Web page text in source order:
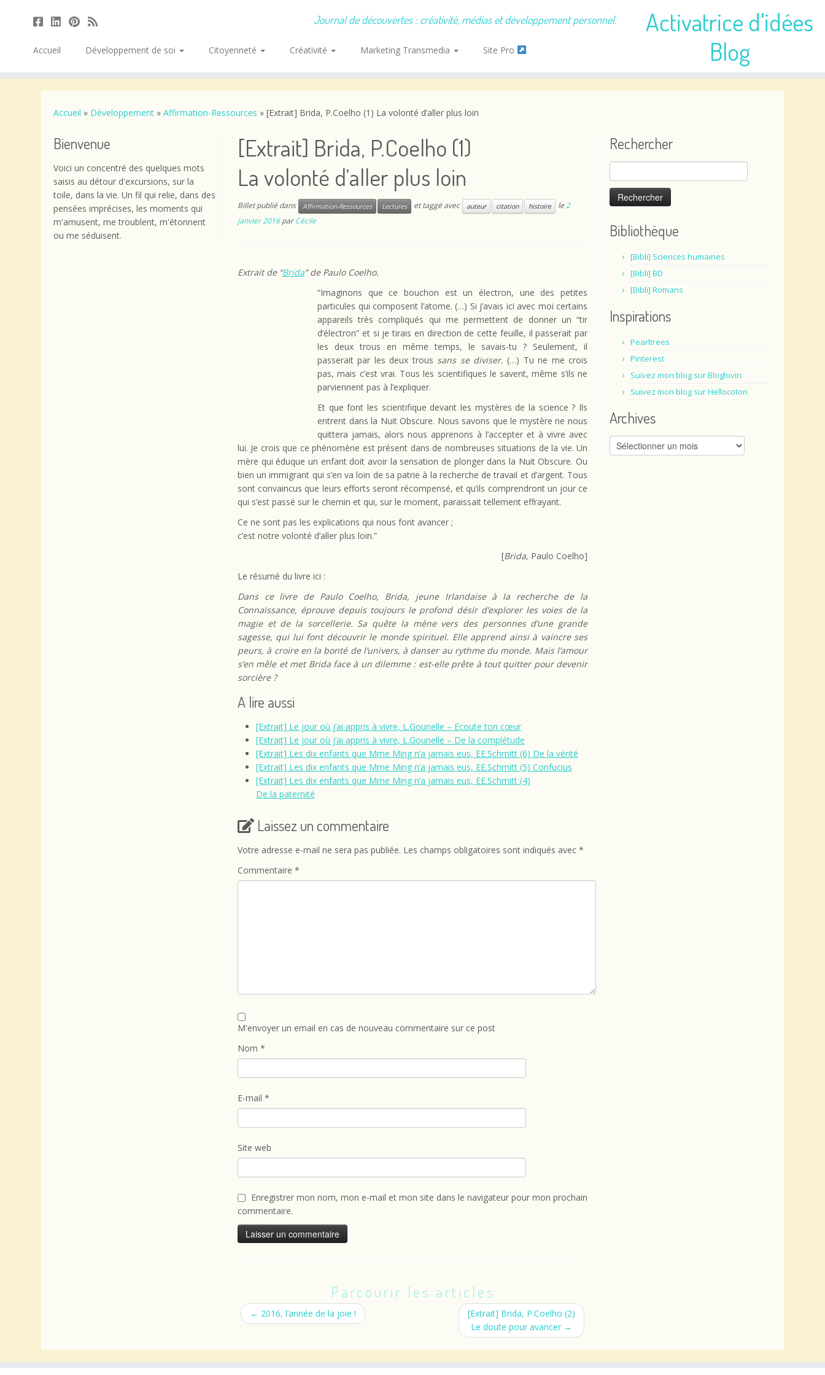
Activatrice d'idées
Blog
Journal de découvertes : créativité, médias et développement personnel.
Accueil Développement de soi Citoyenneté Créativité Marketing Transmedia Site Pro
Accueil » Développement » Affirmation-Ressources » [Extrait] Brida, P.Coelho (1) La volonté d’aller plus loin
Bienvenue
Voici un concentré des quelques mots
saisis au détour d'excursions, sur la
toile, dans la vie. Un fil qui relie, dans des
pensées imprécises, les moments qui
m'amusent, me troublent, m'étonnent
ou me séduisent.
[Extrait] Brida, P.Coelho (1)
La volonté d’aller plus loin
Billet publié dans Affirmation-Ressources Lectures et taggé avec auteur citation histoire le2
janvier 2016 parCécile
Extrait de “Brida” de Paulo Coelho.
“Imaginons que ce bouchon est un électron, une des petites
particules qui composent l’atome. (…) Si j’avais ici avec moi certains
appareils très compliqués qui me permettent de donner un “tir
d’électron” et si je tirais en direction de cette feuille, il passerait par
les deux trous en même temps, le savais-tu ? Seulement, il
passerait par les deux trous sans se diviser.(…) Tu ne me crois
pas, mais c’est vrai. Tous les scientifiques le savent, même s’ils ne
parviennent pas à l’expliquer.
Et que font les scientifique devant les mystères de la science ? Ils
entrent dans la Nuit Obscure. Nous savons que le mystère ne nous
quittera jamais, alors nous apprenons à l’accepter et à vivre avec
lui. Je crois que ce phénomène est présent dans de nombreuses situations de la vie. Un
mère qui éduque un enfant doit avoir la sensation de plonger dans la Nuit Obscure. Ou
bien un immigrant qui s’en va loin de sa patrie à la recherche de travail et d’argent. Tous
sont convaincus que leurs efforts seront récompensé, et qu’ils comprendront un jour ce
qui s’est passé sur le chemin et qui, sur le moment, paraissait tellement effrayant.
Ce ne sont pas les explications qui nous font avancer ;
c’est notre volonté d’aller plus loin.”
[Brida, Paulo Coelho]
Le résumé du livre ici :
Dans ce livre de Paulo Coelho, Brida, jeune Irlandaise à la recherche de la
Connaissance, éprouve depuis toujours le profond désir d’explorer les voies de la
magie et de la sorcellerie. Sa quête la mène vers des personnes d’une grande
sagesse, qui lui font découvrir le monde spirituel. Elle apprend ainsi à vaincre ses
peurs, à croire en la bonté de l’univers, à danser au rythme du monde. Mais l’amour
s’en mêle et met Brida face à un dilemme : est-elle prête à tout quitter pour devenir
sorcière ?
A lire aussi
[Extrait] Le jour où j’ai appris à vivre, L.Gounelle – Ecoute ton cœur
[Extrait] Le jour où j’ai appris à vivre, L.Gounelle – De la complétude
[Extrait] Les dix enfants que Mme Ming n’a jamais eus, EE.Schmitt (6) De la vérité
[Extrait] Les dix enfants que Mme Ming n’a jamais eus, EE.Schmitt (5) Confucius
[Extrait] Les dix enfants que Mme Ming n’a jamais eus, EE.Schmitt (4)
De la paternité
Laissez un commentaire
Votre adresse e-mail ne sera pas publiée. Les champs obligatoires sont indiqués avec *
Commentaire *
M'envoyer un email en cas de nouveau commentaire sur ce post
Nom *
E-mail *
Site web
Enregistrer mon nom, mon e-mail et mon site dans le navigateur pour mon prochain
commentaire.
Parcourir les articles
← 2016, l’année de la joie !
[Extrait] Brida, P.Coelho (2)
Le doute pour avancer →
Rechercher
Rechercher :
Bibliothèque
[Bibli] Sciences humaines
[Bibli] BD
[Bibli] Romans
Inspirations
Pearltrees
Pinterest
Suivez mon blog sur Bloglovin
Suivez mon blog sur Hellocoton
Archives
Archives